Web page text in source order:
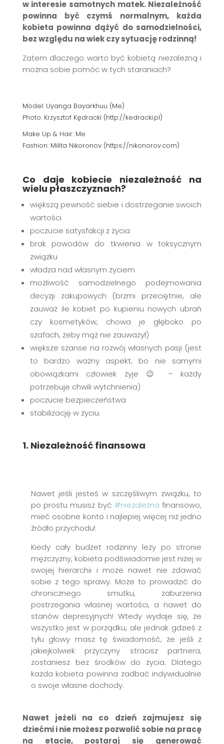
w interesie samotnych matek. Niezależność
powinna być czymś normalnym, każda
kobieta powinna dążyć do samodzielności,
bez względu na wiek czy sytuację rodzinną!
Zatem dlaczego warto być kobietą niezależną i
można sobie pomóc w tych staraniach?
Model: Uyanga Bayarkhuu (Me)
Photo: Krzysztof Kędracki (http://kedracki.pl)
Make Up & Hair: Me
Fashion: Milita Nikoronov (https://nikonorov.com)
Co daje kobiecie niezależność na
wielu płaszczyznach?
większą pewność siebie i dostrzeganie swoich
wartości
poczucie satysfakcji z życia
brak powodów do tkwienia w toksycznym
związku
władza nad własnym życiem
możliwość samodzielnego podejmowania
decyzji zakupowych (brzmi przeciętnie, ale
zauważ ile kobiet po kupieniu nowych ubrań
czy kosmetyków, chowa je głęboko po
szafach, żeby mąż nie zauważył)
większe szanse na rozwój własnych pasji (jest
to bardzo ważny aspekt, bo nie samymi
obowiązkami człowiek żyje 😉 – każdy
potrzebuje chwili wytchnienia)
poczucie bezpieczeństwa
stabilizację w życiu.
1. Niezależność finansowa
Nawet jeśli jesteś w szczęśliwym związku, to
po prostu musisz być #niezależna finansowo,
mieć osobne konto i najlepiej więcej niż jedno
źródło przychodu!
Kiedy cały budżet rodzinny leży po stronie
mężczyzny, kobieta podświadomie jest niżej w
swojej hierarchii i może nawet nie zdawać
sobie z tego sprawy. Może to prowadzić do
chronicznego smutku, zaburzenia
postrzegania własnej wartości, a nawet do
stanów depresyjnych! Wtedy wydaje się, że
wszystko jest w porządku, ale jednak gdzieś z
tyłu głowy masz tę świadomość, że jeśli z
jakiejkolwiek przyczyny stracisz partnera,
zostaniesz bez środków do życia. Dlatego
każda kobieta powinna zadbać indywidualnie
o swoje własne dochody.
Nawet jeżeli na co dzień zajmujesz się
dziećmi i nie możesz pozwolić sobie na pracę
na etacie, postaraj się generować